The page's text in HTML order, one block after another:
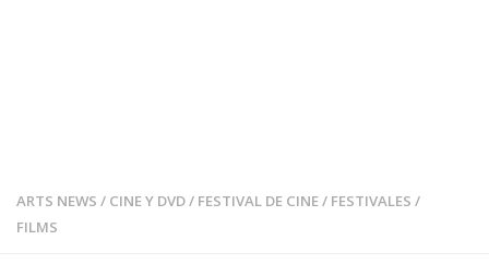
ARTS NEWS / CINE Y DVD/ FESTIVAL DE CINE/ FESTIVALES /
FILMS